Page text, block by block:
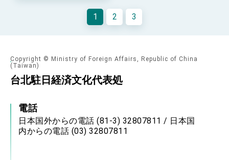
1 2 3
Copyright © Ministry of Foreign Affairs, Republic of China
(Taiwan)
台北駐日経済文化代表処
電話
日本国外からの電話 (81-3) 32807811 / 日本国
内からの電話 (03) 32807811